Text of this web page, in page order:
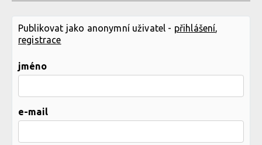
Publikovat jako anonymní uživatel - přihlášení
registrace
jméno
e-mail